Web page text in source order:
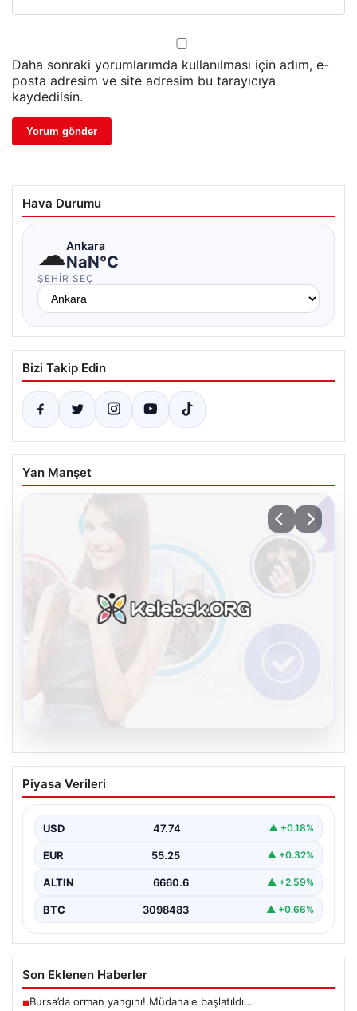
Daha sonraki yorumlarımda kullanılması için adım, e-
posta adresim ve site adresim bu tarayıcıya
kaydedilsin.
Hava Durumu
☁Ankara
NaN°C
ŞEHIR SEÇ
Bizi Takip Edin
Yan Manşet
Kelebek.Org İle Dijital İletişimin
Sertifikalı Adresi Ve Chat Deneyimi
irtibat sağlaması ciddi bir hassasiyet barındırmaktadır.
Güncel olarak…
Piyasa Verileri
USD 47.74 ▲ +0.18%
EUR 55.25 ▲ +0.32%
ALTIN 6660.6 ▲ +2.59%
BTC 3098483 ▲ +0.66%
Son Eklenen Haberler
■Bursa’da orman yangını! Müdahale başlatıldı…